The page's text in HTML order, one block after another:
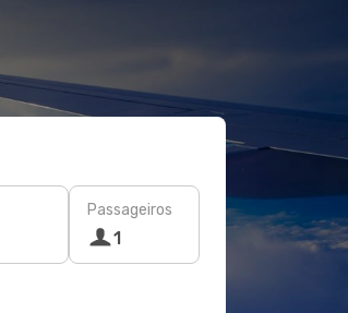
Passageiros
1